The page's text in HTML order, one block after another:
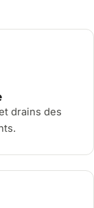
drains des